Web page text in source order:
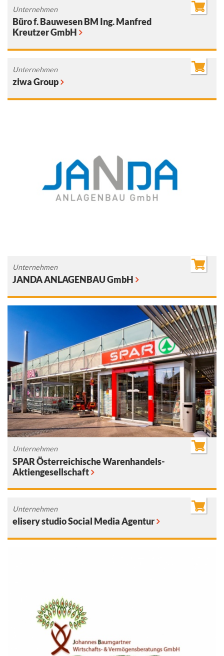
Unternehmen
Büro f. Bauwesen BM Ing. Manfred
Kreutzer GmbH
Unternehmen
ziwa Group
Unternehmen
JANDA ANLAGENBAU GmbH
Unternehmen
SPAR Österreichische Warenhandels-
Aktiengesellschaft
Unternehmen
elisery studio Social Media Agentur